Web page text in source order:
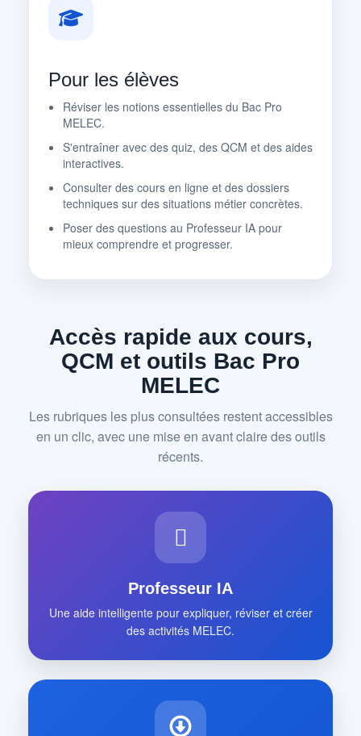
Pour les élèves
Réviser les notions essentielles du Bac Pro
MELEC.
S'entraîner avec des quiz, des QCM et des aides
interactives.
Consulter des cours en ligne et des dossiers
techniques sur des situations métier concrètes.
Poser des questions au Professeur IA pour
mieux comprendre et progresser.
Accès rapide aux cours,
QCM et outils Bac Pro
MELEC
Les rubriques les plus consultées restent accessibles
en un clic, avec une mise en avant claire des outils
récents.
Professeur IA
Une aide intelligente pour expliquer, réviser et créer
des activités MELEC.